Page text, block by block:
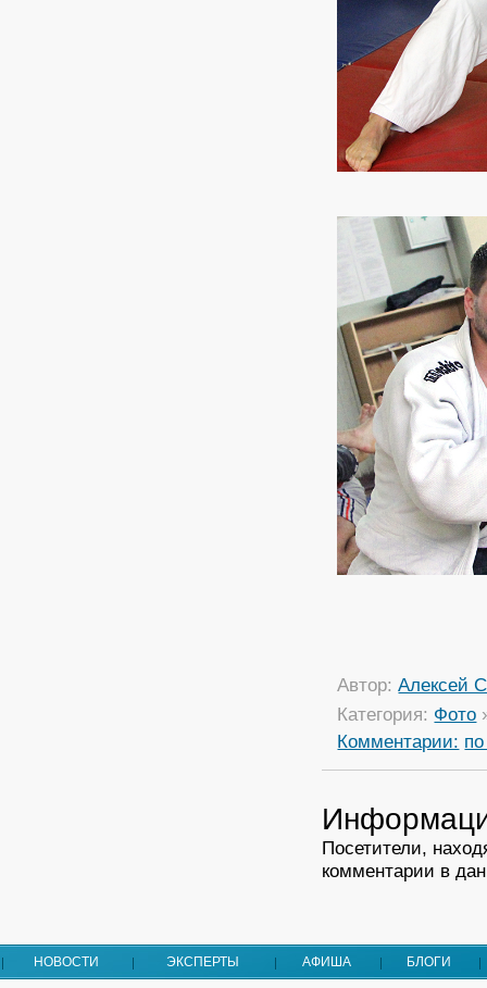
Автор:Алексей
Категория: Фото
Комментарии:
Посетители,
комментарии в
НОВОСТИ ЭКСПЕРТЫ АФИША БЛОГИ